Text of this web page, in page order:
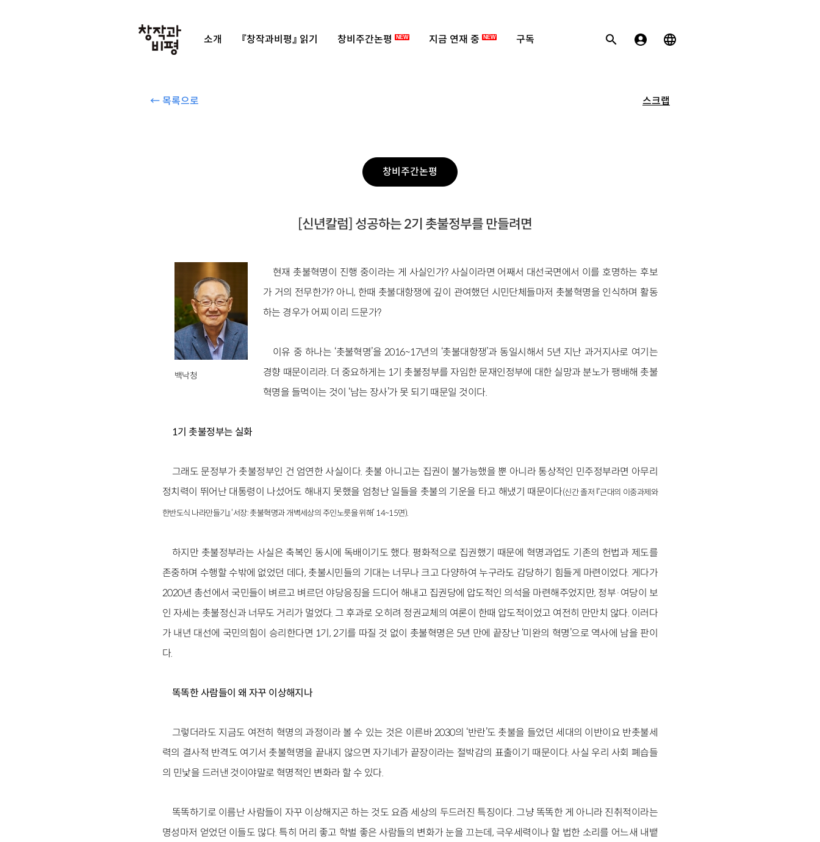
소개 『창작과비평』 읽기 창비주간논평 NEW 지금 연재 중 NEW 구독
← 목록으로 스크랩
창비주간논평
[신년칼럼] 성공하는 2기 촛불정부를 만들려면
백낙청
현재 촛불혁명이 진행 중이라는 게 사실인가? 사실이라면 어째서 대선국면에서 이를 호명하는 후보
가 거의 전무한가? 아니, 한때 촛불대항쟁에 깊이 관여했던 시민단체들마저 촛불혁명을 인식하며 활동
하는 경우가 어찌 이리 드문가?
이유 중 하나는 ‘촛불혁명’을 2016~17년의 ‘촛불대항쟁’과 동일시해서 5년 지난 과거지사로 여기는
경향 때문이리라. 더 중요하게는 1기 촛불정부를 자임한 문재인정부에 대한 실망과 분노가 팽배해 촛불
혁명을 들먹이는 것이 ‘남는 장사’가 못 되기 때문일 것이다.
1기 촛불정부는 실화
그래도 문정부가 촛불정부인 건 엄연한 사실이다. 촛불 아니고는 집권이 불가능했을 뿐 아니라 통상적인 민주정부라면 아무리
정치력이 뛰어난 대통령이 나섰어도 해내지 못했을 엄청난 일들을 촛불의 기운을 타고 해냈기 때문이다(신간 졸저 『근대의 이중과제와
한반도식 나라만들기』 ‘서장: 촛불혁명과 개벽세상의 주인노릇을 위해’ 14~15면).
하지만 촛불정부라는 사실은 축복인 동시에 독배이기도 했다. 평화적으로 집권했기 때문에 혁명과업도 기존의 헌법과 제도를
존중하며 수행할 수밖에 없었던 데다, 촛불시민들의 기대는 너무나 크고 다양하여 누구라도 감당하기 힘들게 마련이었다. 게다가
2020년 총선에서 국민들이 벼르고 벼르던 야당응징을 드디어 해내고 집권당에 압도적인 의석을 마련해주었지만, 정부·여당이 보
인 자세는 촛불정신과 너무도 거리가 멀었다. 그 후과로 오히려 정권교체의 여론이 한때 압도적이었고 여전히 만만치 않다. 이러다
가 내년 대선에 국민의힘이 승리한다면 1기, 2기를 따질 것 없이 촛불혁명은 5년 만에 끝장난 ‘미완의 혁명’으로 역사에 남을 판이
다.
똑똑한 사람들이 왜 자꾸 이상해지나
그렇더라도 지금도 여전히 혁명의 과정이라 볼 수 있는 것은 이른바 2030의 ‘반란’도 촛불을 들었던 세대의 이반이요 반촛불세
력의 결사적 반격도 여기서 촛불혁명을 끝내지 않으면 자기네가 끝장이라는 절박감의 표출이기 때문이다. 사실 우리 사회 폐습들
의 민낯을 드러낸 것이야말로 혁명적인 변화라 할 수 있다.
똑똑하기로 이름난 사람들이 자꾸 이상해지곤 하는 것도 요즘 세상의 두드러진 특징이다. 그냥 똑똑한 게 아니라 진취적이라는
명성마저 얻었던 이들도 많다. 특히 머리 좋고 학벌 좋은 사람들의 변화가 눈을 끄는데, 극우세력이나 할 법한 소리를 어느새 내뱉